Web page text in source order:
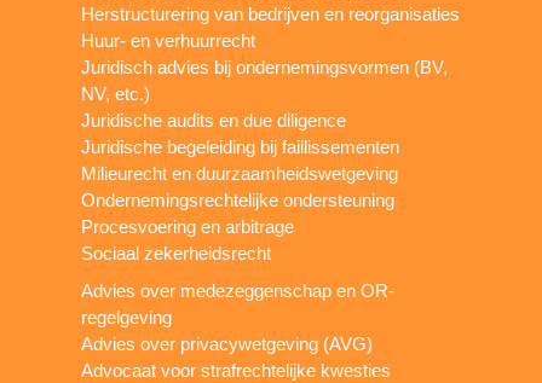
Herstructurering van bedrijven en reorganisaties
Huur- en verhuurrecht
Juridisch advies bij ondernemingsvormen (BV,
NV, etc.)
Juridische audits en due diligence
Juridische begeleiding bij faillissementen
Milieurecht en duurzaamheidswetgeving
Ondernemingsrechtelijke ondersteuning
Procesvoering en arbitrage
Sociaal zekerheidsrecht
Advies over medezeggenschap en OR-
regelgeving
Advies over privacywetgeving (AVG)
Advocaat voor strafrechtelijke kwesties